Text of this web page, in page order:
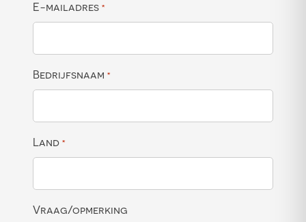
E-mailadres *
Bedrijfsnaam *
Land *
Vraag/opmerking